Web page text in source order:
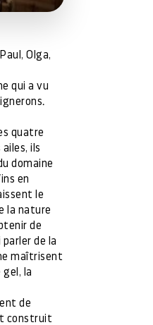
Olga,
qui a vu
quatre
ils
domaine
en
le
la nature
de
de la
maîtrisent
gel, la
de
construit